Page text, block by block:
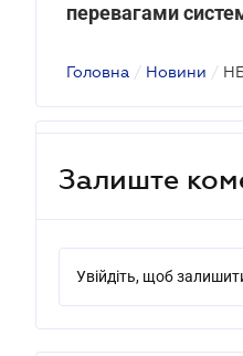
перевагами
Головна / Новини /
Залиште
Увійдіть, щоб